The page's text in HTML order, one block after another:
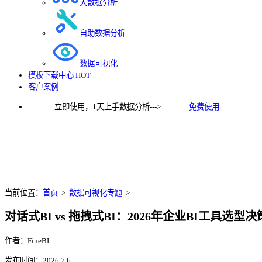
大数据分析
自助数据分析
数据可视化
模板下载中心 HOT
客户案例
立即使用，1天上手数据分析---> 免费使用
当前位置： 首页 > 数据可视化专题 >
对话式BI vs 拖拽式BI：2026年企业BI工具选型决
作者：FineBI